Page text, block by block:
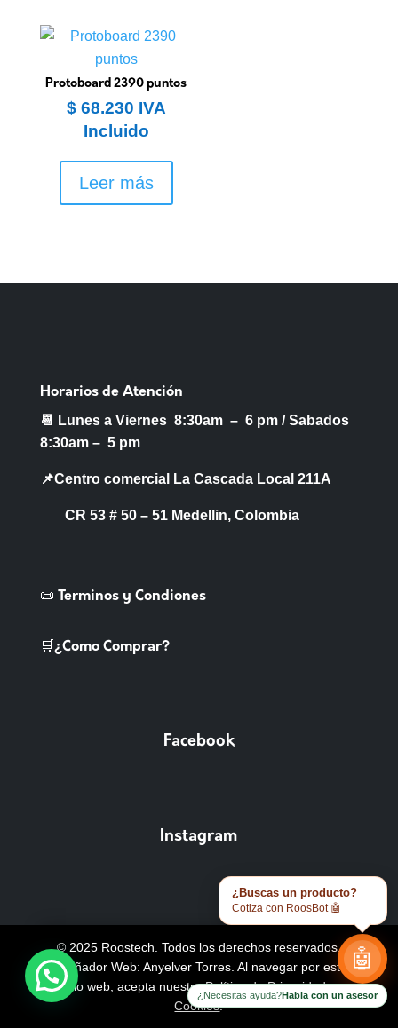
Protoboard 2390 puntos
$68.230 IVA
Incluido
Leer más
Horarios de Atención
📆 Lunes a Viernes 8:30am – 6 pm /Sabados
8:30am – 5 pm
📌Centro comercial La Cascada Local 211A
CR 53 # 50 – 51 Medellin, Colombia
📜 Terminos y Condiones
🛒¿Como Comprar?
Facebook
Instagram
© 2025 Roostech. Todos los derechos reservados.
Diseñador Web: Anyelver Torres . Al navegar por este
sitio web, acepta nuestraPolítica de Privacidad y
Cookies.
¿Buscas un producto?
Cotiza con RoosBot 🤖
🤖
¿Necesitas ayuda?Habla con un asesor